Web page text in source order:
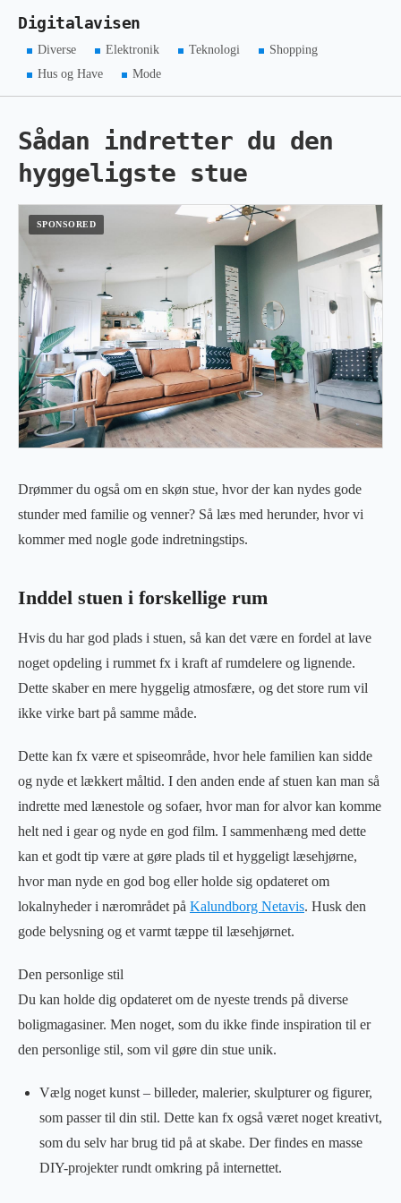
Digitalavisen
Diverse Elektronik Teknologi
Shopping
Hus og Have
Mode
Sådan indretter du den
hyggeligste stue
Drømmer du også om en skøn stue, hvor der kan nydes gode
stunder med familie og venner? Så læs med herunder, hvor vi
kommer med nogle gode indretningstips.
Inddel stuen i forskellige rum
Hvis du har god plads i stuen, så kan det være en fordel at lave
noget opdeling i rummet fx i kraft af rumdelere og lignende.
Dette skaber en mere hyggelig atmosfære, og det store rum vil
ikke virke bart på samme måde.
Dette kan fx være et spiseområde, hvor hele familien kan sidde
og nyde et lækkert måltid. I den anden ende af stuen kan man så
indrette med lænestole og sofaer, hvor man for alvor kan komme
helt ned i gear og nyde en god film. I sammenhæng med dette
kan et godt tip være at gøre plads til et hyggeligt læsehjørne,
hvor man nyde en god bog eller holde sig opdateret om
lokalnyheder i nærområdet på Kalundborg Netavis. Husk den
gode belysning og et varmt tæppe til læsehjørnet.
Den personlige stil
Du kan holde dig opdateret om de nyeste trends på diverse
boligmagasiner. Men noget, som du ikke finde inspiration til er
den personlige stil, som vil gøre din stue unik.
Vælg noget kunst – billeder, malerier, skulpturer og figurer,
som passer til din stil. Dette kan fx også været noget kreativt,
som du selv har brug tid på at skabe. Der findes en masse
DIY-projekter rundt omkring på internettet.